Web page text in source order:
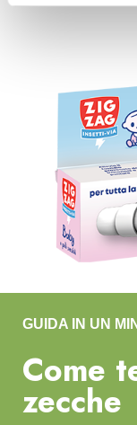
Utilizziamo i
annunci, per
informazioni sul
nostri partner
pubblicità e
con altre
raccolto dal suo
GUIDA IN UN
Come
zecche